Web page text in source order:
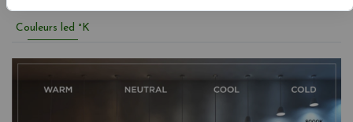
Couleurs led °K